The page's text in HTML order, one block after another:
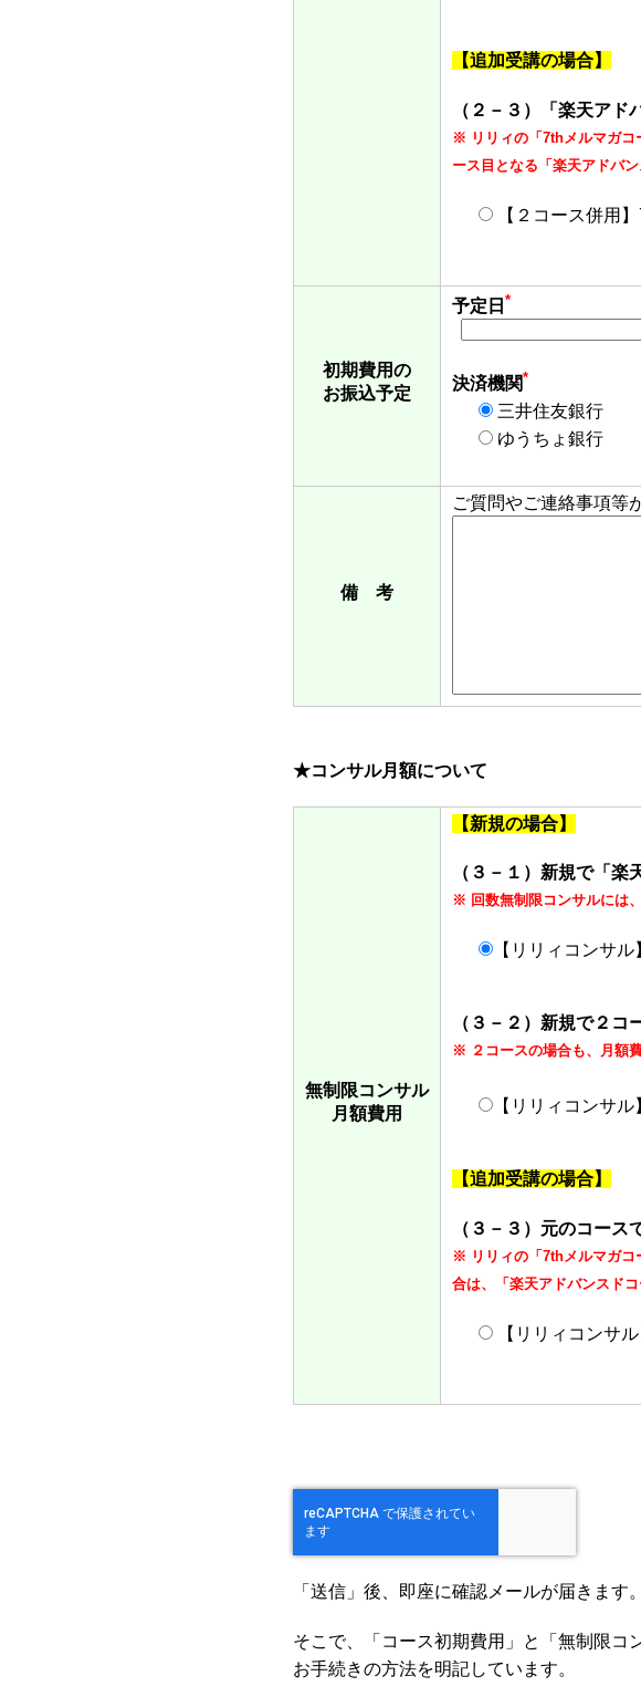
【追加受講の場合】
（２－３）「楽天ア
※ リリィの「7thメルマガコ
ース目となる「楽天アドバ
【２コース併用
初期費用の
お振込予定
予定日 *
決済機関*
三井住友銀行
ゆうちょ銀行
備 考
ご質問やご連絡事項等
★コンサル月額について
無制限コンサル
月額費用
【新規の場合】
（３－１）新規で「
※ 回数無制限コンサルには
【リリィコンサル
（３－２）新規で２コ
※ ２コースの場合も、月額
【リリィコンサル
【追加受講の場合】
（３－３）元のコー
※ リリィの「7thメルマガコ
合は、「楽天アドバンスド
【リリィコンサ
「送信」後、即座に確認メールが届きます。
そこで、「コース初期費用」と「無制限コ
お手続きの方法を明記しています。